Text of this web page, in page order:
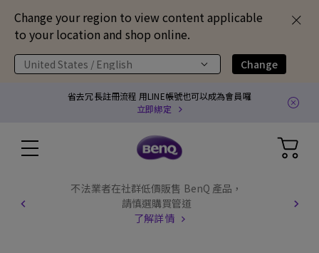
Change your region to view content applicable
to your location and shop online.
United States / English Change
省去冗長註冊流程 用LINE帳號也可以成為會員囉
立即綁定
不法業者在社群低價販售 BenQ 產品，
請慎選購買管道
了解詳情